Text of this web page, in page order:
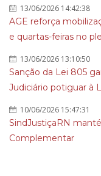
13/06/2026 14:42:38
AGE reforça
e quartas-feiras no
13/06/2026 13:10:50
Sanção da Lei 805
Judiciário potiguar à
10/06/2026 15:47:31
SindJustiçaRN
Complementar